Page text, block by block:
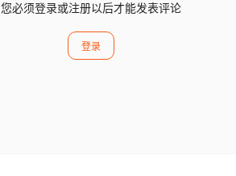
您必须登录或注册以后才能发表评论
登录